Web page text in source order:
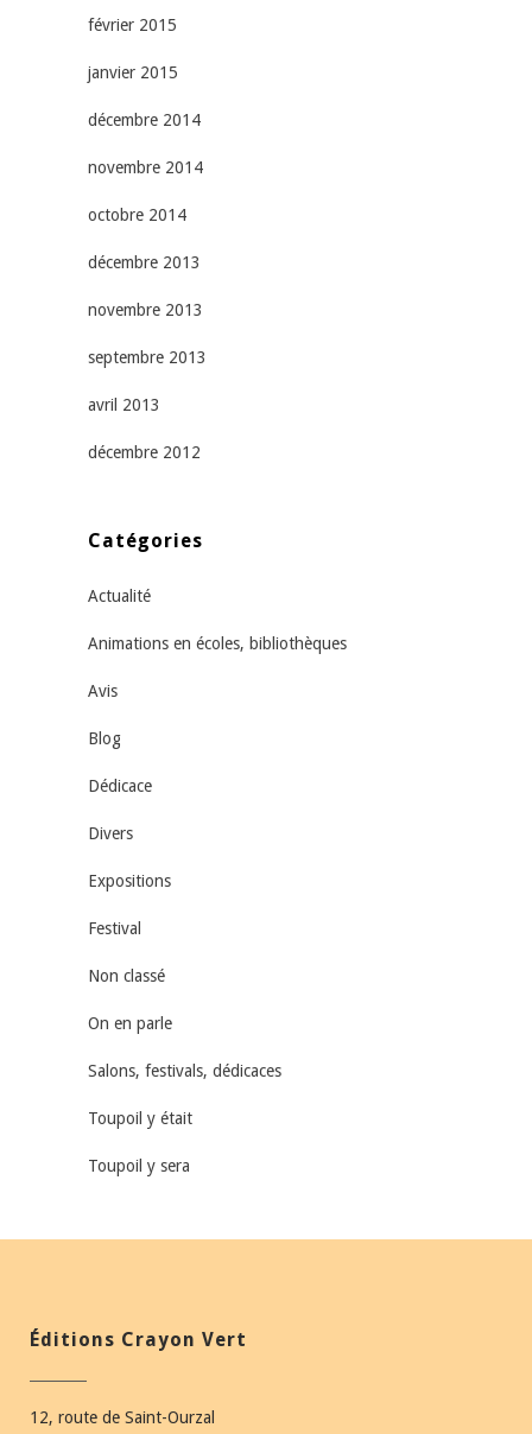
février 2015
janvier 2015
décembre 2014
novembre 2014
octobre 2014
décembre 2013
novembre 2013
septembre 2013
avril 2013
décembre 2012
Catégories
Actualité
Animations en écoles, bibliothèques
Avis
Blog
Dédicace
Divers
Expositions
Festival
Non classé
On en parle
Salons, festivals, dédicaces
Toupoil y était
Toupoil y sera
Éditions Crayon Vert
12, route de Saint-Ourzal